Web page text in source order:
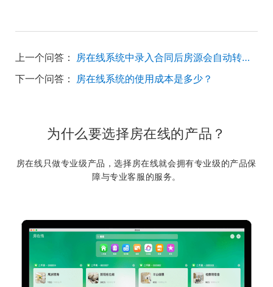
上一个问答：
房在线系统中录入合同后房源会自动转无效吗？
下一个问答： 房在线系统的使用成本是多少？
为什么要选择房在线的产品？
房在线只做专业级产品，选择房在线就会拥有专业级的产品保
障与专业客服的服务。